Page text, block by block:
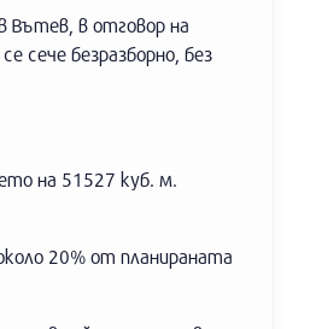
Вътев, в отговор на
сече безразборно, без
на 51527 куб. м.
20% от планираната